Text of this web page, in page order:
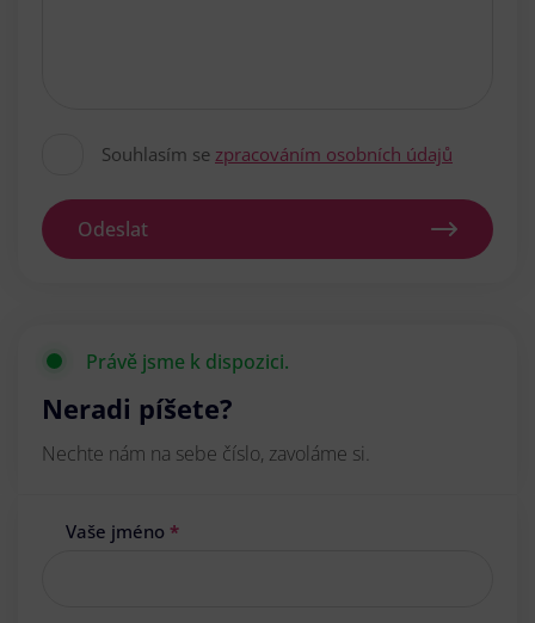
Souhlasím se zpracováním osobních údajů
Odeslat
Právě jsme k dispozici.
Neradi píšete?
Nechte nám na sebe číslo, zavoláme si.
Vaše jméno *